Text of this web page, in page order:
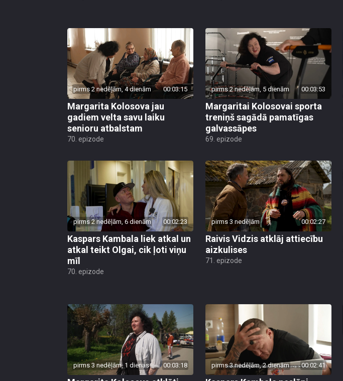
pirms 2 nedēļām, 4 dienām 00:03:15
Margarita Kolosova jau
gadiem velta savu laiku
senioru atbalstam
70. epizode
pirms 2 nedēļām, 5 dienām 00:03:53
Margaritai Kolosovai sporta
treniņš sagādā pamatīgas
galvassāpes
69. epizode
pirms 2 nedēļām, 6 dienām 00:02:23
Kaspars Kambala liek atkal un
atkal teikt Olgai, cik ļoti viņu
mīl
70. epizode
pirms 3 nedēļām 00:02:27
Raivis Vidzis atklāj attiecību
aizkulises
71. epizode
pirms 3 nedēļām, 1 dienas 00:03:18 pirms 3 nedēļām, 2 dienām 00:02:41